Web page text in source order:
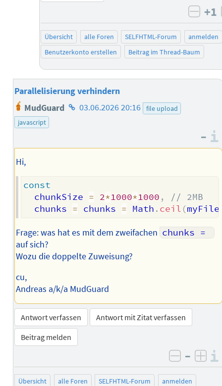
+1
Übersicht alle Foren SELFHTML-Forum
anmelden
Benutzerkonto erstellen
Beitrag im Thread-Baum
Parallelisierung verhindern
MudGuard Homepage
03.06.2026 20:16
file upload
javascript
–
Hi,
const
  chunkSize
= 2*1000*1000 ,
// 2MB
  chunks
= chunks = Math . ceil (myFile
Frage: was hat es mit dem zweifachen
auf sich?
Wozu die doppelte Zuweisung?
cu,
Andreas a/k/a MudGuard
Antwort verfassen
Antwort mit Zitat verfassen
Beitrag melden
negativ
–
Übersicht alle Foren SELFHTML-Forum
anmelden